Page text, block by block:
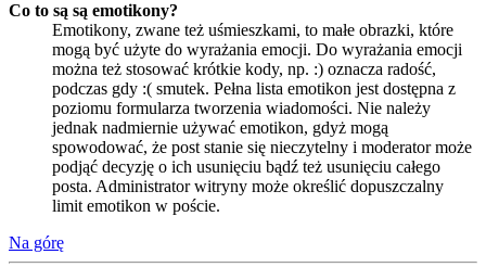
Co to są są emotikony?
Emotikony, zwane też uśmieszkami, to małe obrazki, które
mogą być użyte do wyrażania emocji. Do wyrażania emocji
można też stosować krótkie kody, np. :) oznacza radość,
podczas gdy :( smutek. Pełna lista emotikon jest dostępna z
poziomu formularza tworzenia wiadomości. Nie należy
jednak nadmiernie używać emotikon, gdyż mogą
spowodować, że post stanie się nieczytelny i moderator może
podjąć decyzję o ich usunięciu bądź też usunięciu całego
posta. Administrator witryny może określić dopuszczalny
limit emotikon w poście.
Na górę